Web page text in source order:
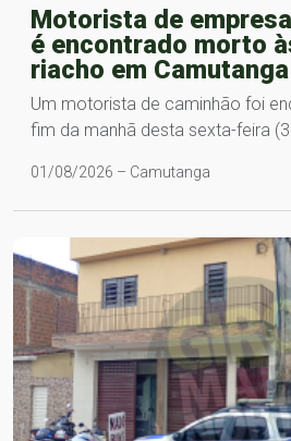
Motorista de
é encontrado morto
riacho em Camutanga
Um motorista de caminhão foi
fim da manhã desta sexta-feira
01/08/2026 – Camutanga